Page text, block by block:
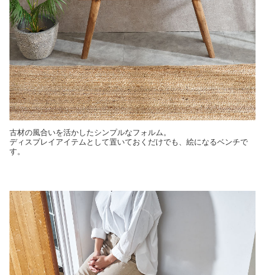
古材の風合いを活かしたシンプルなフォルム。
ディスプレイアイテムとして置いておくだけでも、絵になるベンチで
す。